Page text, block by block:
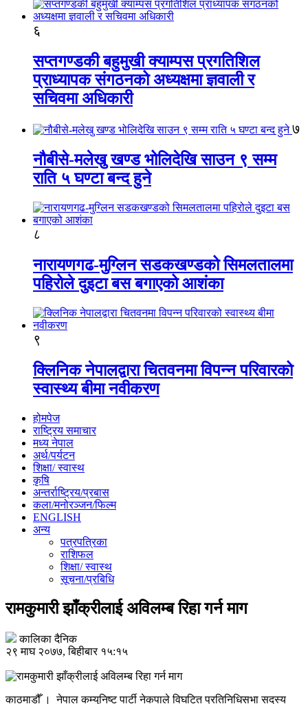
६
सप्तगण्डकी बहुमुखी क्याम्पस प्रगतिशिल
प्राध्यापक संगठनको अध्यक्षमा ज्ञवाली र
सचिवमा अधिकारी
७
नौबीसे-मलेखु खण्ड भोलिदेखि साउन ९ सम्म
राति ५ घण्टा बन्द हुने
८
नारायणगढ-मुग्लिन सडकखण्डको सिमलतालमा
पहिरोले दुइटा बस बगाएको आशंका
९
क्लिनिक नेपालद्वारा चितवनमा विपन्न परिवारको
स्वास्थ्य बीमा नवीकरण
होमपेज
राष्ट्रिय समाचार
मध्य नेपाल
अर्थ/पर्यटन
शिक्षा/ स्वास्थ
कृषि
अन्तर्राष्ट्रिय/प्रबास
कला/मनोरञ्जन/फिल्म
ENGLISH
अन्य
पत्रपत्रिका
राशिफल
शिक्षा/ स्वास्थ
सूचना/प्रबिधि
रामकुमारी झाँक्रीलाई अविलम्ब रिहा गर्न माग
कालिका दैनिक
२९ माघ २०७७, बिहीबार १५:१५
काठमाडौँ । नेपाल कम्युनिष्ट पार्टी नेकपाले विघटित प्रतिनिधिसभा सदस्य